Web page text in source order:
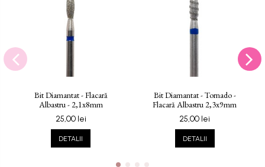
Bit Diamantat - Flacară
Albastru - 2,1x8mm
25,00 lei
DETALII
Bit Diamantat - Tornado -
Flacară Albastru 2,3x9mm
25,00 lei
DETALII